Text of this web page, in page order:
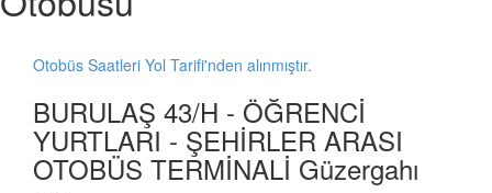
Otobüs Saatleri Yol Tarifi'nden alınmıştır.
BURULAŞ 43/H - ÖĞRENCİ
YURTLARI - ŞEHİRLER ARASI
OTOBÜS TERMİNALİ Güzergahı